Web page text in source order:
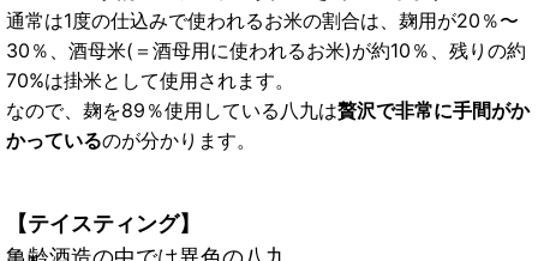
通常は1度の仕込みで使われるお米の割合は、麹用が20％〜
30％、酒母米(＝酒母用に使われるお米)が約10％、残りの約
70%は掛米として使用されます。
なので、麹を89％使用している八九は贅沢で非常に手間がか
かっているのが分かります。
【テイスティング】